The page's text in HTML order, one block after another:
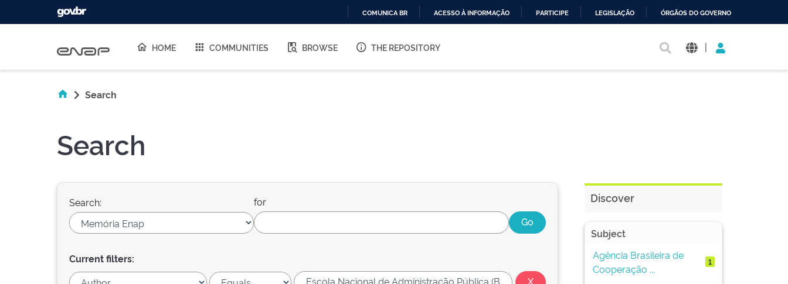
O
COMUNICA BR ACESSO À INFORMAÇÃO PARTICIPE LEGISLAÇÃO ÓRGÃOS DO GOVERNO
HOME COMMUNITIES BROWSE THE REPOSITORY |
Search
Search
Search: for
Current filters:
Discover
Subject
Agência Brasileira de
Cooperação ...
1